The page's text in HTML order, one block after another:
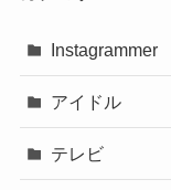
Instagrammer
アイドル
テレビ